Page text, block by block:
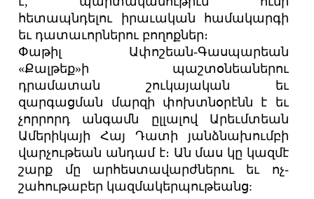
հետապնդելու իրաւական համակարգի
եւ դատաւորներու բողոքներ։
Փաթիլ Ափոշեան-Գասպարեան
«Քալթեք»ի պաշտօնեաներու
դրամատան շուկայական եւ
զարգացման մարզի փոխտնօրէնն է եւ
չորրորդ անգամն ըլլալով Արեւմտեան
Ամերիկայի Հայ Դատի յանձնախումբի
վարչութեան անդամ է։ Ան մաս կը կազմէ
շարք մը արհեստավարժներու եւ ոչ-
շահութաբեր կազմակերպութեանց: